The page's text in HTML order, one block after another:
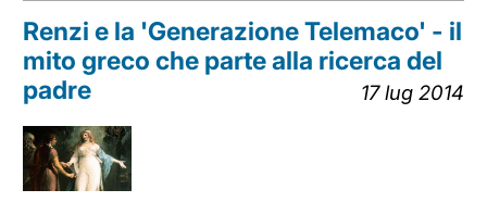
Renzi e la 'Generazione Telemaco' - il
mito greco che parte alla ricerca del
padre
17 lug 2014